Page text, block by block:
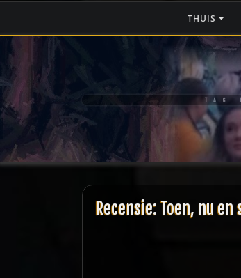
de
inhoud
THUIS
TAG
Recensie: Toen, nu